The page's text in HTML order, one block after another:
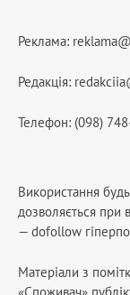
Реклама:
Редакція:
Телефон: (098)
Використання
дозволяється при
— dofollow
Матеріали з